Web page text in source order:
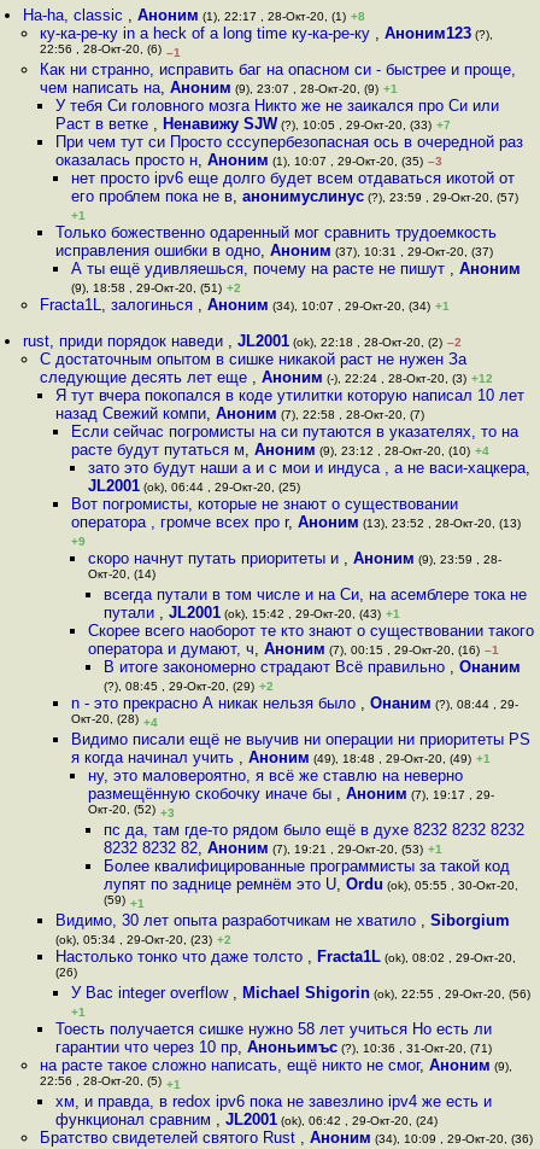
Ha-ha, classic ,Аноним (1), 22:17 , 28-Окт-20, (1) +8
ку-ка-ре-ку in a heck of a long time ку-ка-ре-ку , Аноним123(?),
22:56 , 28-Окт-20, (6) –1
Как ни странно, исправить баг на опасном си - быстрее и проще,
чем написать на, Аноним (9), 23:07 , 28-Окт-20, (9) +1
У тебя Си головного мозга Никто же не заикался про Си или
Раст в ветке , Ненавижу SJW(?), 10:05 , 29-Окт-20, (33) +7
При чем тут си Просто сссупербезопасная ось в очередной раз
оказалась просто н, Аноним (1), 10:07 , 29-Окт-20, (35) –3
нет просто ipv6 еще долго будет всем отдаваться икотой от
его проблем пока не в,анонимуслинус (?), 23:59 , 29-Окт-20, (57)
+1
Только божественно одаренный мог сравнить трудоемкость
исправления ошибки в одно, Аноним (37), 10:31 , 29-Окт-20, (37)
А ты ещё удивляешься, почему на расте не пишут ,Аноним
(9), 18:58 , 29-Окт-20, (51) +2
Fracta1L, залогинься , Аноним (34), 10:07 , 29-Окт-20, (34) +1
rust, приди порядок наведи ,JL2001 (ok), 22:18 , 28-Окт-20, (2) –2
С достаточным опытом в сишке никакой раст не нужен За
следующие десять лет еще , Аноним (-), 22:24 , 28-Окт-20, (3) +12
Я тут вчера покопался в коде утилитки которую написал 10 лет
назад Свежий компи, Аноним (7), 22:58 , 28-Окт-20, (7)
Если сейчас погромисты на си путаются в указателях, то на
расте будут путаться м,Аноним (9), 23:12 , 28-Окт-20, (10) +4
зато это будут наши a и c мои и индуса , а не васи-хацкера,
JL2001(ok), 06:44 , 29-Окт-20, (25)
Вот погромисты, которые не знают о существовании
оператора , громче всех про r,Аноним (13), 23:52 , 28-Окт-20, (13)
+9
скоро начнут путать приоритеты и , Аноним (9), 23:59 , 28-
Окт-20, (14)
всегда путали в том числе и на Си, на асемблере тока не
путали , JL2001(ok), 15:42 , 29-Окт-20, (43) +1
Скорее всего наоборот те кто знают о существовании такого
оператора и думают, ч, Аноним (7), 00:15 , 29-Окт-20, (16) –1
В итоге закономерно страдают Всё правильно , Онаним
(?), 08:45 , 29-Окт-20, (29) +2
n - это прекрасно А никак нельзя было ,Онаним (?), 08:44 , 29-
Окт-20, (28) +4
Видимо писали ещё не выучив ни операции ни приоритеты PS
я когда начинал учить ,Аноним (49), 18:48 , 29-Окт-20, (49) +1
ну, это маловероятно, я всё же ставлю на неверно
размещённую скобочку иначе бы , Аноним (7), 19:17 , 29-
Окт-20, (52) +3
пс да, там где-то рядом было ещё в духе 8232 8232 8232
8232 8232 82, Аноним (7), 19:21 , 29-Окт-20, (53) +1
Более квалифицированные программисты за такой код
лупят по заднице ремнём это U, Ordu (ok), 05:55 , 30-Окт-20,
(59) +1
Видимо, 30 лет опыта разработчикам не хватило , Siborgium
(ok), 05:34 , 29-Окт-20, (23) +2
Настолько тонко что даже толсто , Fracta1L(ok), 08:02 , 29-Окт-20,
(26)
У Вас integer overflow , Michael Shigorin (ok), 22:55 , 29-Окт-20, (56)
+1
Тоесть получается сишке нужно 58 лет учиться Но есть ли
гарантии что через 10 пр, Аноньимъс(?), 10:36 , 31-Окт-20, (71)
на расте такое сложно написать, ещё никто не смог, Аноним (9),
22:56 , 28-Окт-20, (5) +1
хм, и правда, в redox ipv6 пока не завезлино ipv4 же есть и
функционал сравним , JL2001(ok), 06:42 , 29-Окт-20, (24)
Братство свидетелей святого Rust , Аноним (34), 10:09 , 29-Окт-20, (36)